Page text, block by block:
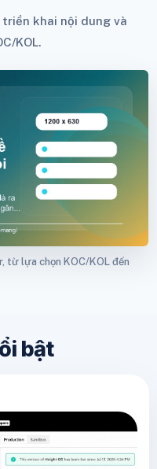
khai nội dung và
KOL.
từ lựa chọn KOC/KOL đến
bật